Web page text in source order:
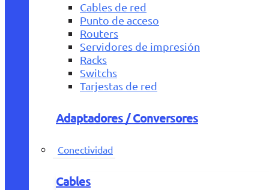
Cables de red
Punto de acceso
Routers
Servidores de impresión
Racks
Switchs
Tarjestas de red
Adaptadores / Conversores
Conectividad
Cables